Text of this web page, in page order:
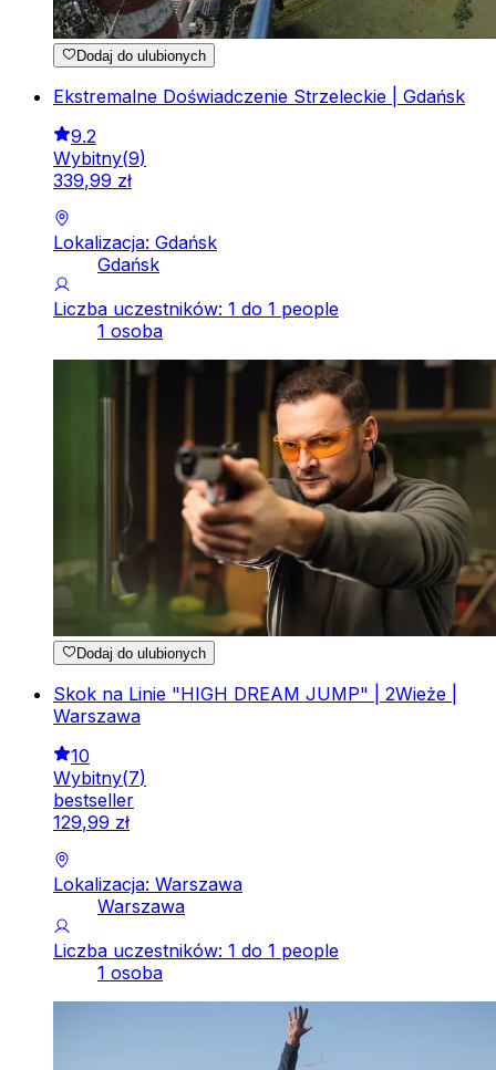
Dodaj do ulubionych
Ekstremalne Doświadczenie Strzeleckie | Gdańsk
9.2
Wybitny(9)
339,99 zł
Lokalizacja: Gdańsk
Gdańsk
Liczba uczestników: 1 do 1 people
1 osoba
Dodaj do ulubionych
Skok na Linie "HIGH DREAM JUMP" | 2Wieże |
Warszawa
10
Wybitny(7)
bestseller
129,99 zł
Lokalizacja: Warszawa
Warszawa
Liczba uczestników: 1 do 1 people
1 osoba